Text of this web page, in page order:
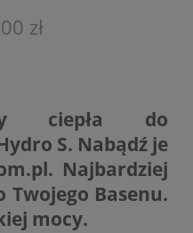
zł
ciepła do
S. Nabądź je
. Najbardziej
Twojego Basenu.
mocy.